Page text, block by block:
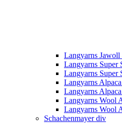
Langyarns
Langyarns Super
Langyarns Super
Langyarns
Langyarns
Langyarns Wool
Langyarns Wool
Schachenmayer div